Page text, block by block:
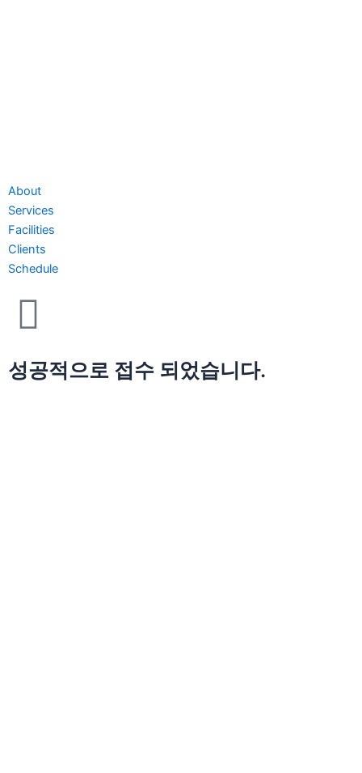
About
Services
Facilities
Clients
Schedule
성공적으로 접수 되었습니다.